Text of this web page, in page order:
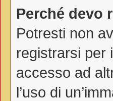
Perché devo
Potresti non
registrarsi per
accesso ad
l’uso di